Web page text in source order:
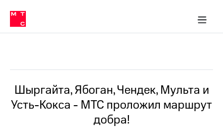
Медиа-центр
и акционерам
Устойчивое развитие
Комплаенс и деловая этика
компании
Карьера
История
компании
в МТС
Пресс-
релизы
Шыргайта, Ябоган, Чендек, Мульта и
Усть-Кокса - МТС проложил маршрут
добра!